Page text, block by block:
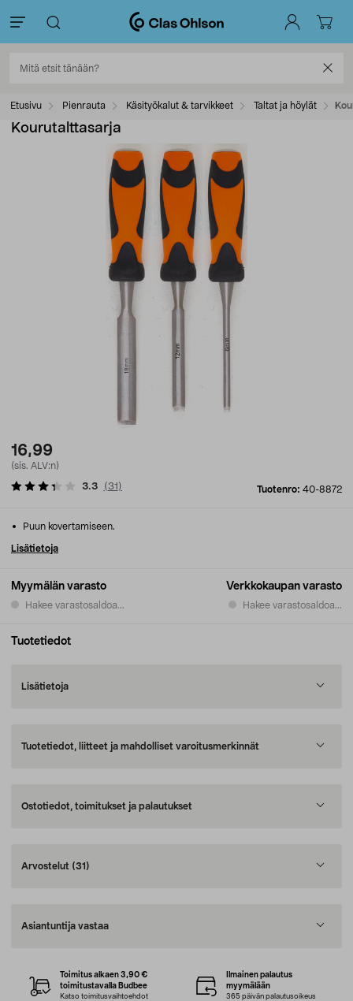
Etusivu Pienrauta Käsityökalut & tarvikkeet Taltat ja höylät
Kourutalttasarja
16,99
(sis. ALV:n)
Tuotenro: 40-8872
3.3 (31 )
Myymälän varasto
Hakee varastosaldoa...
Verkkokaupan varasto
Hakee varastosaldoa...
Puun kovertamiseen.
Lisätietoja
Tuotetiedot
Lisätietoja
Tuotetiedot, liitteet ja mahdolliset varoitusmerkinnät
Ostotiedot, toimitukset ja palautukset
Arvostelut (31)
Asiantuntija vastaa
Toimitus alkaen 3,90 €
toimitustavalla Budbee
Katso toimitusvaihtoehdot
Ilmainen palautus
myymälään
365 päivän palautusoikeus